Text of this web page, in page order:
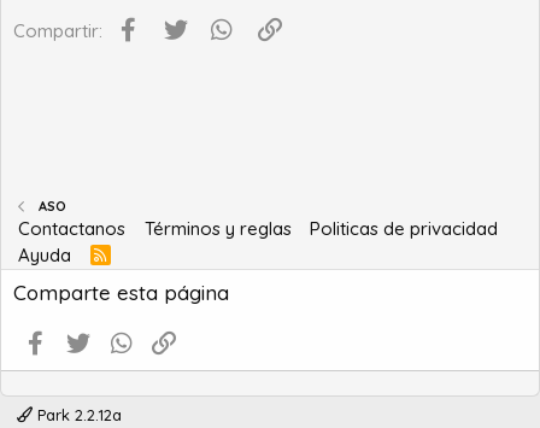
Compartir: Facebook
Twitter WhatsApp
ASO
Contactanos Términos y reglas
Politicas de privacidad
Ayuda
R
S
S
Comparte esta página
Facebook
Twitter WhatsApp
Park 2.2.12a